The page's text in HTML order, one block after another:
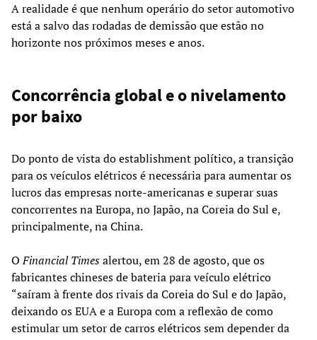
A realidade é que nenhum operário do setor automotivo
está a salvo das rodadas de demissão que estão no
horizonte nos próximos meses e anos.
Concorrência global e o nivelamento
por baixo
Do ponto de vista do establishment político, a transição
para os veículos elétricos é necessária para aumentar os
lucros das empresas norte-americanas e superar suas
concorrentes na Europa, no Japão, na Coreia do Sul e,
principalmente, na China.
OFinancial Timesalertou, em 28 de agosto, que os
fabricantes chineses de bateria para veículo elétrico
“saíram à frente dos rivais da Coreia do Sul e do Japão,
deixando os EUA e a Europa com a reflexão de como
estimular um setor de carros elétricos sem depender da